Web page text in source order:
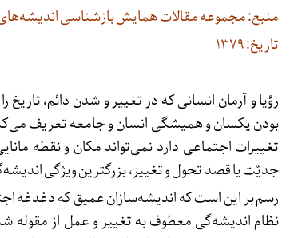
منبع: مجموعه مقالات همایش بازشناسی
تاریخ: ۱۳۷۹
رؤیا و آرمان انسانی که در تغییر و شدن دائم،
بودن یکسان و همیشگی انسان و جامعه تعریف
تغییرات اجتماعی دارد نمی‌تواند مکان و نقطه
جدیّت یا قصد تحول و تغییر، بزرگترین ویژگی
رسم بر این است که اندیشه‌سازان عمیق که دغدغه
نظام اندیشه‌گی معطوف به تغییر و عمل از مقوله